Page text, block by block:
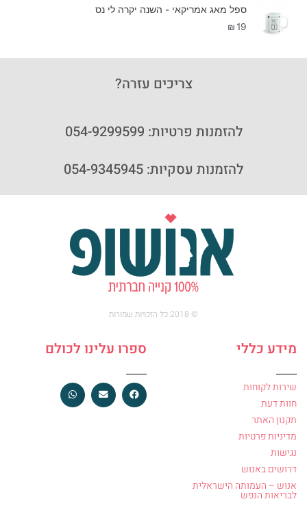
ספל מאג אמריקאי - השנה יקרה לי נס
₪19
צריכים עזרה?
להזמנות פרטיות: 054-9299599
להזמנות עסקיות: 054-9345945
© 2018 כל הזכויות שמורות
מידע כללי
שירות לקוחות
חוות דעת
תקנון האתר
מדיניות פרטיות
נגישות
דרושים באנוש
אנוש – העמותה הישראלית
לבריאות הנפש
ספרו עלינו לכולם